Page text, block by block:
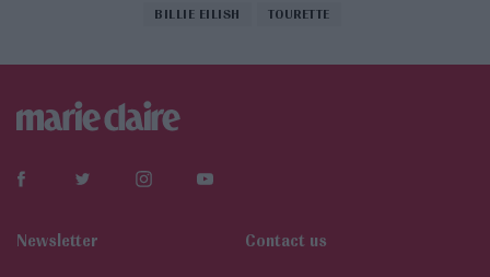
BILLIE EILISH TOURETTE
Newsletter Contact us